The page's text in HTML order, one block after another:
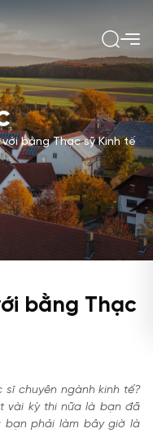
bằng Thạc sỹ Kinh tế
bằng Thạc
chuyên ngành kinh tế?
vài kỳ thi nữa là bạn đã
bạn phải làm bây giờ là